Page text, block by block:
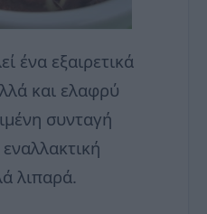
ένα εξαιρετικά
και ελαφρύ
συνταγή
λιπαρά.